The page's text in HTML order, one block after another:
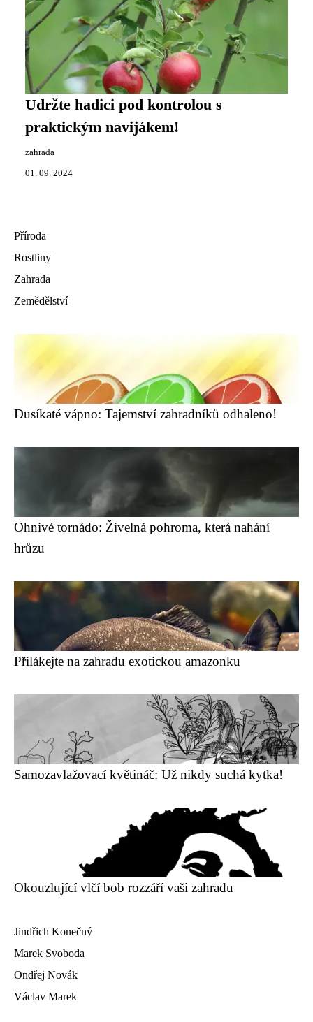
Udržte hadici pod kontrolou s
praktickým navijákem!
zahrada
01. 09. 2024
Příroda
Rostliny
Zahrada
Zemědělství
Dusíkaté vápno: Tajemství zahradníků odhaleno!
Ohnivé tornádo: Živelná pohroma, která nahání
hrůzu
Přilákejte na zahradu exotickou amazonku
Samozavlažovací květináč: Už nikdy suchá kytka!
Okouzlující vlčí bob rozzáří vaši zahradu
Jindřich Konečný
Marek Svoboda
Ondřej Novák
Václav Marek